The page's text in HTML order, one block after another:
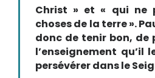
Christ » et « qui ne
choses de la terre ».
donc de tenir bon, de
l’enseignement qu’il
persévérer dans le